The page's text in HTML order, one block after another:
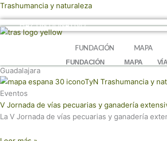
Ir
al
contenido
Trashumancia y naturaleza
HAZ UN DONATIVO
FUNDACIÓN MAPA
FUNDACIÓN MAPA
Guadalajara
Eventos
V Jornada de vías pecuarias y ganadería
La V Jornada de vías pecuarias y ganadería